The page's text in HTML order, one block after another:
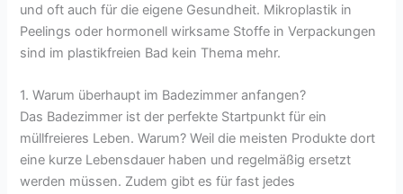
und oft auch für die eigene Gesundheit. Mikroplastik in
Peelings oder hormonell wirksame Stoffe in Verpackungen
sind im plastikfreien Bad kein Thema mehr.
1. Warum überhaupt im Badezimmer anfangen?
Das Badezimmer ist der perfekte Startpunkt für ein
müllfreieres Leben. Warum? Weil die meisten Produkte dort
eine kurze Lebensdauer haben und regelmäßig ersetzt
werden müssen. Zudem gibt es für fast jedes